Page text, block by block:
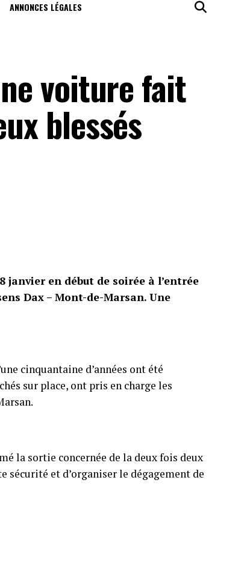
ANNONCES LÉGALES
voiture fait
blessés
en début de soirée à l’entrée
Dax – Mont-de-Marsan. Une
cinquantaine d’années ont été
sur place, ont pris en charge les
la sortie concernée de la deux fois deux
sécurité et d’organiser le dégagement de